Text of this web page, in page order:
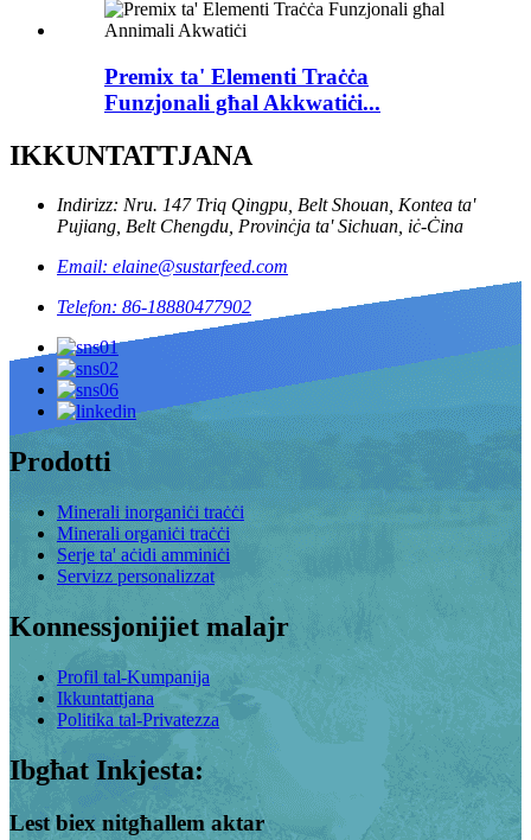
Premix ta' Elementi Traċċa
Funzjonali għal Akkwatiċi...
IKKUNTATTJANA
Indirizz: Nru. 147 Triq Qingpu, Belt Shouan, Kontea ta'
Pujiang, Belt Chengdu, Provinċja ta' Sichuan, iċ-Ċina
Email: elaine@sustarfeed.com
Telefon: 86-18880477902
Prodotti
Minerali inorganiċi traċċi
Minerali organiċi traċċi
Serje ta' aċidi amminiċi
Servizz personalizzat
Konnessjonijiet malajr
Profil tal-Kumpanija
Ikkuntattjana
Politika tal-Privatezza
Ibgħat Inkjesta:
Lest biex nitgħallem aktar